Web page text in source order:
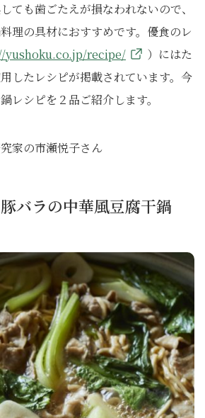
ても歯ごたえが損なわれないので、
理の具材におすすめです。優食のレ
yushoku.co.jp/recipe/
）にはた
したレシピが掲載されています。今
レシピを２品ご紹介します。
家の市瀬悦子さん
バラの中華風豆腐干鍋